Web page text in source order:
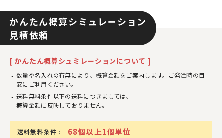
かんたん概算シミュレーション
見積依頼
[ かんたん概算シュミレーションについて ]
数量や名入れの有無により、概算金額をご案内します。ご発注時の目
安にご利用ください。
送料無料条件以下の送料につきましては、
概算金額に反映しておりません。
送料無料条件 : 68個以上1個単位